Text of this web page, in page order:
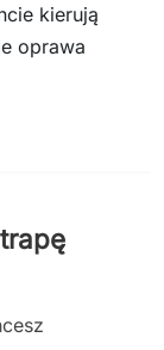
kierują
oprawa